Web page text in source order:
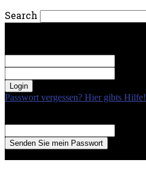
Search
Passwort vergessen? Hier gibts Hilfe!